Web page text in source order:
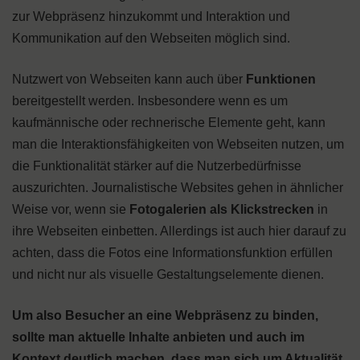
zur Webpräsenz hinzukommt und Interaktion und
Kommunikation auf den Webseiten möglich sind.
Nutzwert von Webseiten kann auch über Funktionen
bereitgestellt werden. Insbesondere wenn es um
kaufmännische oder rechnerische Elemente geht, kann
man die Interaktionsfähigkeiten von Webseiten nutzen, um
die Funktionalität stärker auf die Nutzerbedürfnisse
auszurichten. Journalistische Websites gehen in ähnlicher
Weise vor, wenn sie Fotogalerien als Klickstrecken in
ihre Webseiten einbetten. Allerdings ist auch hier darauf zu
achten, dass die Fotos eine Informationsfunktion erfüllen
und nicht nur als visuelle Gestaltungselemente dienen.
Um also Besucher an eine Webpräsenz zu binden,
sollte man aktuelle Inhalte anbieten und auch im